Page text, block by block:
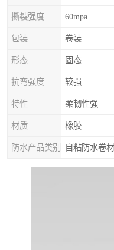
撕裂强度 60mpa
包装 卷装
形态 固态
抗弯强度 较强
特性 柔韧性强
材质 橡胶
防水产品类别 自粘防水卷材